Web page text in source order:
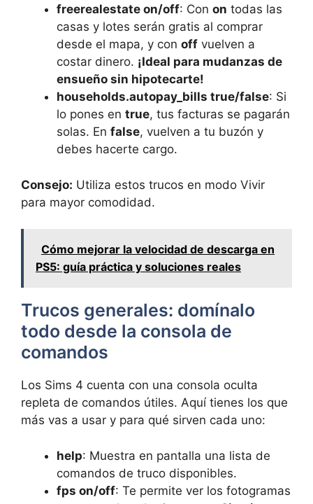
freerealestate on/off: Con on todas las
casas y lotes serán gratis al comprar
desde el mapa, y con off vuelven a
costar dinero. ¡Ideal para mudanzas de
ensueño sin hipotecarte!
households.autopay_bills true/false: Si
lo pones en true, tus facturas se pagarán
solas. En false, vuelven a tu buzón y
debes hacerte cargo.
Consejo: Utiliza estos trucos en modo Vivir
para mayor comodidad.
Cómo mejorar la velocidad de descarga en
PS5: guía práctica y soluciones reales
Trucos generales: domínalo
todo desde la consola de
comandos
Los Sims 4 cuenta con una consola oculta
repleta de comandos útiles. Aquí tienes los que
más vas a usar y para qué sirven cada uno:
help: Muestra en pantalla una lista de
comandos de truco disponibles.
fps on/off: Te permite ver los fotogramas